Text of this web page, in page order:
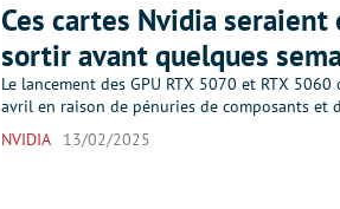
Ces cartes Nvidia seraient
sortir avant quelques
Le lancement des GPU RTX 5070 et RTX
avril en raison de pénuries de composants et
NVIDIA
13/02/2025